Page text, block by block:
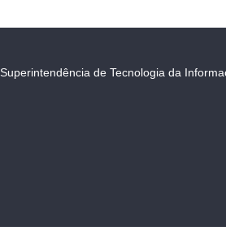
Superintendência de Tecnologia da